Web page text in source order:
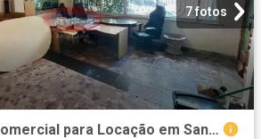
7 fotos
Casa / Sobrado Comercial para Locação em Santos/SP Gonzaga 4 Quartos